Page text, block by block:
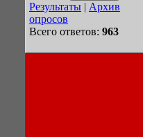
Результаты | Архив
опросов
Всего ответов: 963